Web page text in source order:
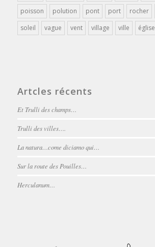
poisson
polution pont port rocher
soleil
vague vent village ville église
Artcles récents
Et Trulli des champs…
Trulli des villes….
La natura…come diciamo qui…
Sur la route des Pouilles…
Herculanum…